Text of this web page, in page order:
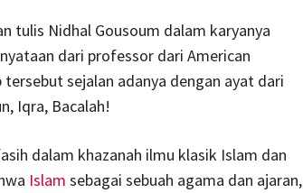
tulis Nidhal Gousoum dalam karyanya
dari professor dari American
sejalan adanya dengan ayat dari
Iqra, Bacalah!
dalam khazanah ilmu klasik Islam dan
Islam sebagai sebuah agama dan ajaran,